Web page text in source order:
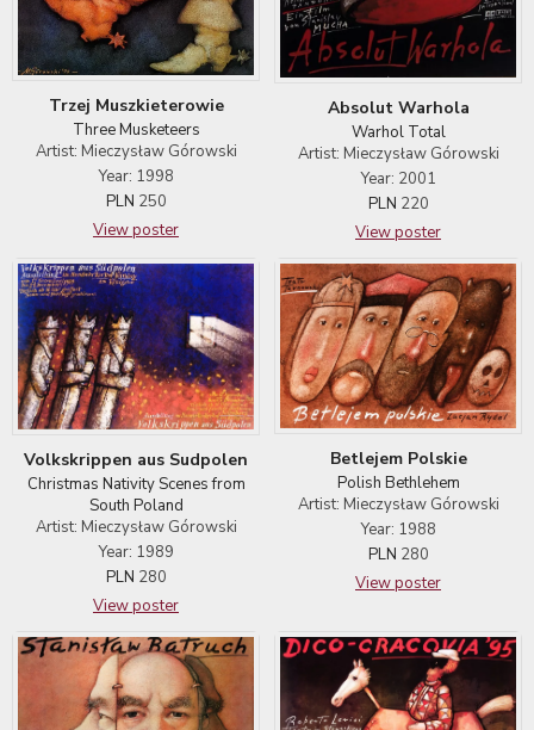
Trzej Muszkieterowie
Three Musketeers
Artist: Mieczysław Górowski
Year: 1998
PLN 250
View poster
Absolut Warhola
Warhol Total
Artist: Mieczysław Górowski
Year: 2001
PLN 220
View poster
Volkskrippen aus Sudpolen
Christmas Nativity Scenes from
South Poland
Artist: Mieczysław Górowski
Year: 1989
PLN 280
View poster
Betlejem Polskie
Polish Bethlehem
Artist: Mieczysław Górowski
Year: 1988
PLN 280
View poster